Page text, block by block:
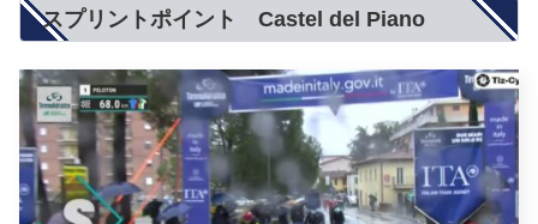
スプリントポイント Castel del Piano